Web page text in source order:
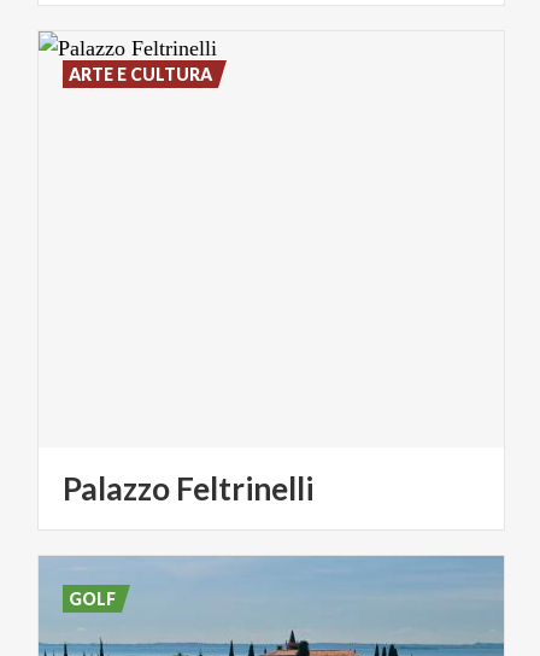
Palazzo Feltrinelli
ARTE E CULTURA
GOLF